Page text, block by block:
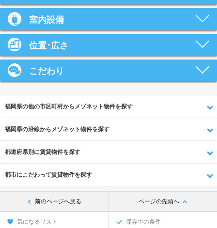
室内設備
位置･広さ
こだわり
福岡県の他の市区町村からメゾネット物件を探す
福岡県の沿線からメゾネット物件を探す
都道府県別に賃貸物件を探す
都市にこだわって賃貸物件を探す
前のページへ戻る ページの先頭へ
気になるリスト 保存中の条件